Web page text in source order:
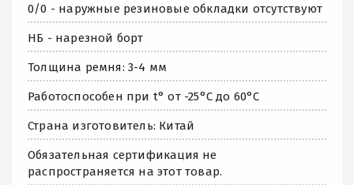
0/0 - наружные резиновые обкладки отсутствуют
НБ - нарезной борт
Толщина ремня: 3-4 мм
Работоспособен при t° от -25°C до 60°C
Страна изготовитель: Китай
Обязательная сертификация не
распространяется на этот товар.